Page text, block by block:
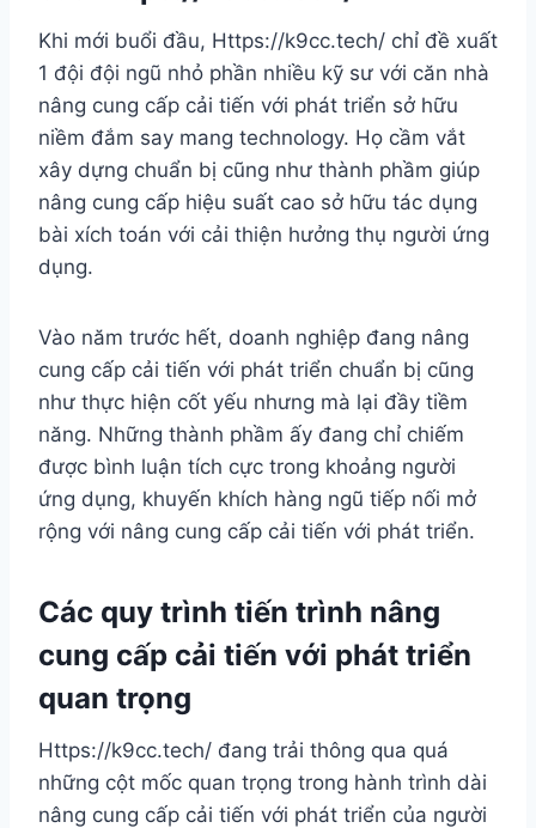
Khi mới buổi đầu, Https://k9cc.tech/ chỉ đề xuất
1 đội đội ngũ nhỏ phần nhiều kỹ sư với căn nhà
nâng cung cấp cải tiến với phát triển sở hữu
niềm đắm say mang technology. Họ cầm vắt
xây dựng chuẩn bị cũng như thành phầm giúp
nâng cung cấp hiệu suất cao sở hữu tác dụng
bài xích toán với cải thiện hưởng thụ người ứng
dụng.
Vào năm trước hết, doanh nghiệp đang nâng
cung cấp cải tiến với phát triển chuẩn bị cũng
như thực hiện cốt yếu nhưng mà lại đầy tiềm
năng. Những thành phầm ấy đang chỉ chiếm
được bình luận tích cực trong khoảng người
ứng dụng, khuyến khích hàng ngũ tiếp nối mở
rộng với nâng cung cấp cải tiến với phát triển.
Các quy trình tiến trình nâng
cung cấp cải tiến với phát triển
quan trọng
Https://k9cc.tech/ đang trải thông qua quá
những cột mốc quan trọng trong hành trình dài
nâng cung cấp cải tiến với phát triển của người